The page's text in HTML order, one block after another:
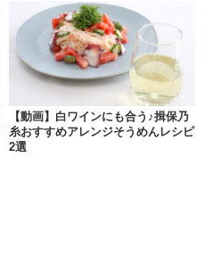
【動画】白ワインにも合う♪揖保乃
糸おすすめアレンジそうめんレシピ
2選